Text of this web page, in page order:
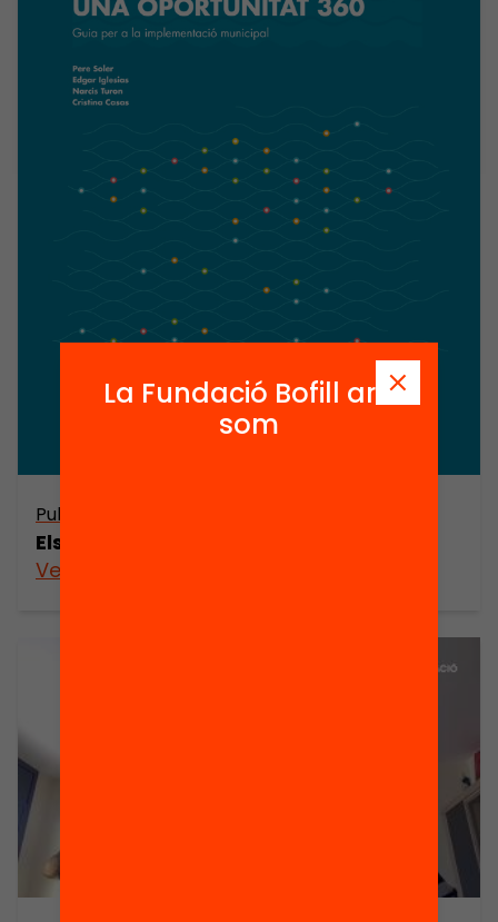
Publicació
Els casals d’estiu, una oportunitat 360
Veure’n més
La Fundació Bofill ara
som